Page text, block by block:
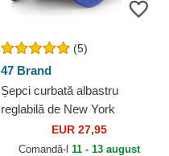
(5)
47 Brand
Șepci curbată albastru
reglabilă de New York
Rangers NHL de 47 Brand
EUR 27,95
Comandă-l 11 - 13 august